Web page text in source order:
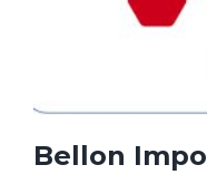
Bellon